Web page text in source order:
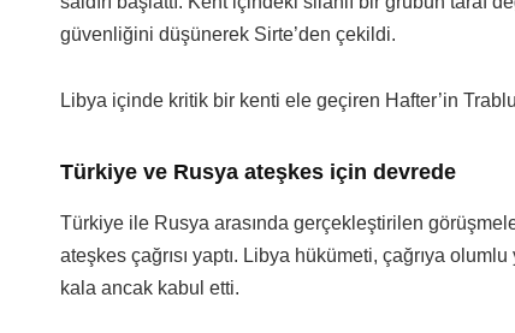
güvenliğini düşünerek Sirte’den çekildi.
Libya içinde kritik bir kenti ele geçiren Hafter’in
Türkiye ve Rusya ateşkes için devrede
Türkiye ile Rusya arasında gerçekleştirilen
ateşkes çağrısı yaptı. Libya hükümeti, çağrıya
kala ancak kabul etti.